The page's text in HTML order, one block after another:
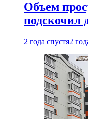
Объем
подскочил
2 года спустя2